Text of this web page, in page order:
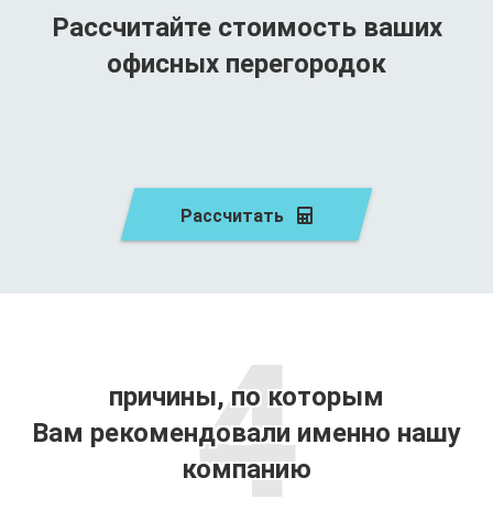
Рассчитайте стоимость ваших
офисных перегородок
Рассчитать
4
причины, по которым
Вам рекомендовали именно нашу
компанию